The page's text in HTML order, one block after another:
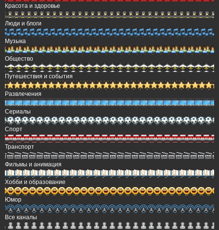
Красота и здоровье
Люди и блоги
Музыка
Общество
Путешествия и события
Развлечения
Сериалы
Спорт
Транспорт
Фильмы и анимация
Хобби и образование
Юмор
Все каналы